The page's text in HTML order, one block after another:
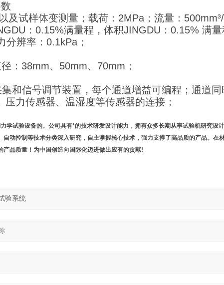
及试样体变测量；载荷：2MPa；流量：500mm³/
：0.15%满量程，体积JINGDU：0.15% 满量
分辨率：0.1kPa；
：38mm、50mm、70mm；
和信号调节装置，每个通道增益可编程；通道同
力传感器、温湿度等传感器的连接；
试验设备的。公司具有*的技术研发设计能力，拥有众多长期从事试验机研究设
动控制等技术分类深入研究，自主掌握核心技术，强力支撑了高品质的产品。在
品质量！为中国创造向国际化迈进做出应有的贡献!